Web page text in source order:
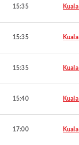
15:35
15:35
15:35
15:40
17:00